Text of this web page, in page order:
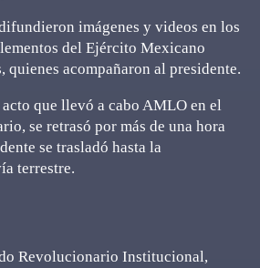
imágenes y videos en los
del Ejército Mexicano
quienes acompañaron al presidente.
acto que llevó a cabo AMLO en el
se retrasó por más de una hora
se trasladó hasta la
terrestre.
Revolucionario Institucional,